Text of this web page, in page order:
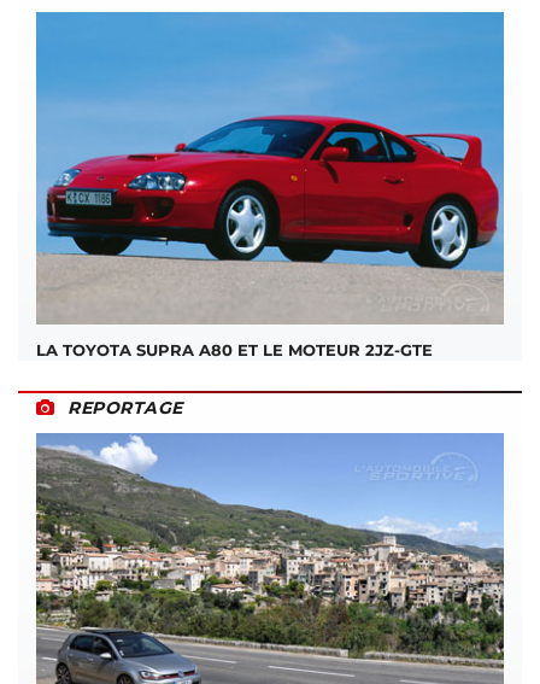
LA TOYOTA SUPRA A80 ET LE MOTEUR 2JZ-GTE
REPORTAGE